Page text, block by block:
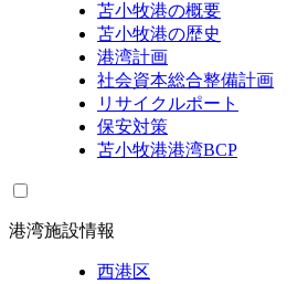
苫小牧港の概要
苫小牧港の歴史
港湾計画
社会資本総合整備計画
リサイクルポート
保安対策
苫小牧港港湾BCP
港湾施設情報
西港区